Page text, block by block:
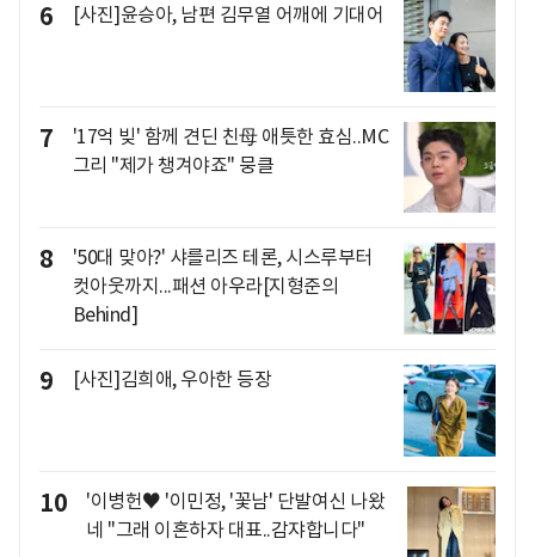
6 [사진]윤승아, 남편 김무열 어깨에 기대어
7
'17억 빚' 함께 견딘 친母 애틋한 효심..MC
그리 "제가 챙겨야죠" 뭉클
8
'50대 맞아?' 샤를리즈 테론, 시스루부터
컷아웃까지...패션 아우라[지형준의
Behind]
9 [사진]김희애, 우아한 등장
10
'이병헌♥ '이민정, '꽃남' 단발여신 나왔
네 "그래 이혼하자 대표..감쟈합니다"